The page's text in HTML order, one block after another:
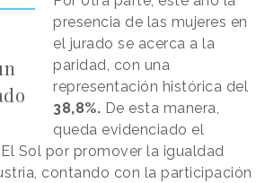
presencia de las mujeres en
el jurado se acerca a la
paridad, con una
representación histórica del
38,8%. De esta manera,
queda evidenciado el
Sol por promover la igualdad
contando con la participación